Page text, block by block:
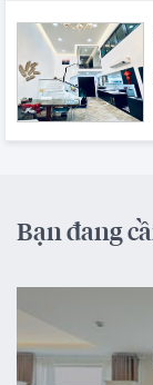
Bạn đang